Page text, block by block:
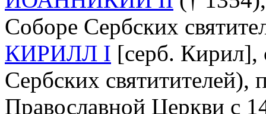
Соборе Сербских
КИРИЛЛ I [серб. Кирил],
Сербских святитителей),
Православной Церкви с